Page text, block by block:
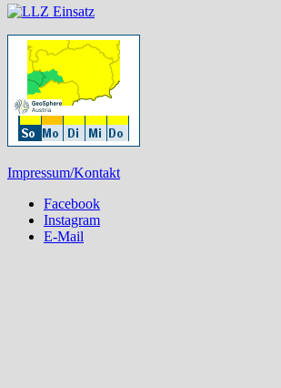
Impressum/Kontakt
Facebook
Instagram
E-Mail